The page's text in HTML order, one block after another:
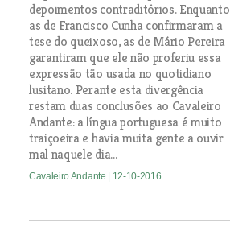
depoimentos contraditórios. Enquanto
as de Francisco Cunha confirmaram a
tese do queixoso, as de Mário Pereira
garantiram que ele não proferiu essa
expressão tão usada no quotidiano
lusitano. Perante esta divergência
restam duas conclusões ao Cavaleiro
Andante: a língua portuguesa é muito
traiçoeira e havia muita gente a ouvir
mal naquele dia...
Cavaleiro Andante | 12-10-2016